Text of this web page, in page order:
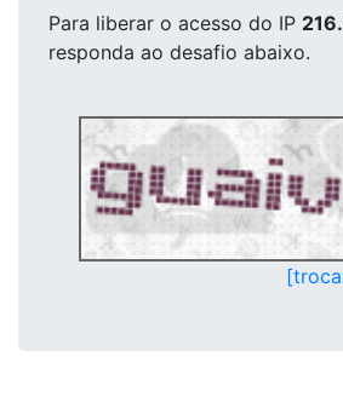
Para liberar o acesso do IP
responda ao desafio abaixo.